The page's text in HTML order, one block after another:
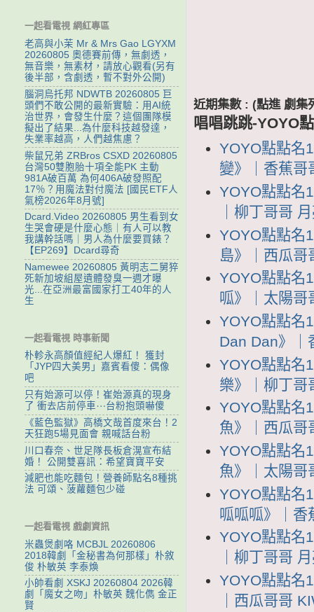
近期集數 : (點進 劇集
唱唱跳跳-YOYO
YOYO點點名
變》｜香蕉哥
YOYO點點名
｜柳丁哥哥
YOYO點點名
島》｜西瓜
YOYO點點名
呱》｜太陽哥
YOYO點點名
Dan Dan》｜
YOYO點點名
樂》｜柳丁哥
YOYO點點名
魚》｜西瓜哥
YOYO點點名
魚》｜太陽哥
YOYO點點名
呱呱呱》｜香
YOYO點點名
｜柳丁哥哥
YOYO點點名
｜西瓜哥哥
一起看電視 網紅專區
老高與小茉 Mr & Mrs Gao LGYXM
20260805 奧德賽前傳，無劇透，
無音樂，無素材，請放心觀看(另有
後半部，含劇透，暫不對外公開)
腦洞烏托邦 NDWTB 20260805 巨
頭們不敢公開的最新實驗：用AI統
治世界，會發生什麼？這個團隊模
擬出了結果...為什麼科技越發達，
失業率越高，人們越焦慮？
柴鼠兄弟 ZRBros CSXD 20260805
台灣50雙胞胎十項全能PK 主動
981A破百萬 為何406A破發照配
17％？用魔法對付魔法 [國民ETF人
氣榜2026年8月號]
Dcard.Video 20260805 男生看到女
生哭會硬是什麼心態｜有人可以教
我講幹話嗎｜男人為什麼要買錶？
【EP269】Dcard尋奇
Namewee 20260805 黃明志二舅猝
死新加坡組屋遺體發臭一週才曝
光...在亞洲最富國家打工40年的人
生
一起看電視 時事新聞
朴軫永高顏值經紀人爆紅！ 獲封
「JYP四大美男」嘉賓看傻：偶像
吧
只有始源可以停！崔始源真的現身
了 衝去店前停車⋯台粉抱頭嚇傻
《藍色監獄》高橋文哉首度來台！2
天狂跑5場見面會 親喊話台粉
川口春奈、世足隊長板倉滉宣布結
婚！ 公開雙喜訊：希望寶寶平安
減肥也能吃麵包！營養師點名8種挑
法 可頌、菠蘿麵包少碰
一起看電視 戲劇資訊
米蟲煲劇咯 MCBJL 20260806
2018韓劇「金秘書為何那樣」朴敘
俊 朴敏英 李泰煥
小帥看劇 XSKJ 20260804 2026韓
劇「魔女之吻」朴敏英 魏化儁 金正
賢